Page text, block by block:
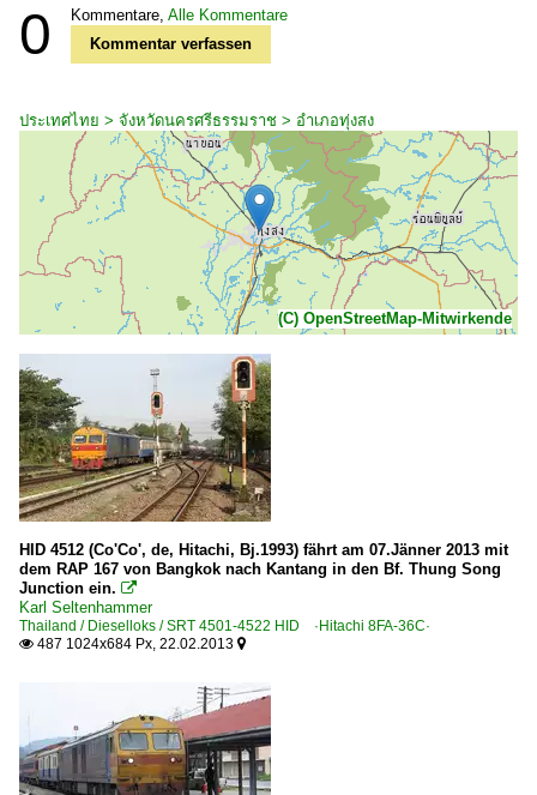
0 Kommentare, Alle Kommentare
Kommentar verfassen
ประเทศไทย > จังหวัดนครศรีธรรมราช > อำเภอทุ่งสง
(C) OpenStreetMap-Mitwirkende
HID 4512 (Co'Co', de, Hitachi, Bj.1993) fährt am 07.Jänner 2013 mit
dem RAP 167 von Bangkok nach Kantang in den Bf. Thung Song
Junction ein. 
Karl Seltenhammer
Thailand / Dieselloks / SRT 4501-4522 HID ·Hitachi 8FA-36C·
 487 1024x684 Px, 22.02.2013 